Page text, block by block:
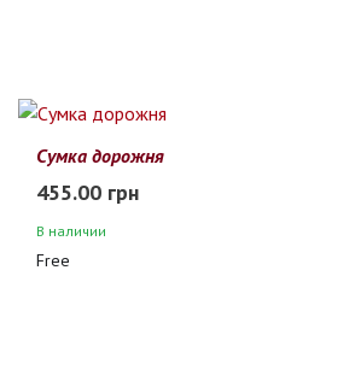
Сумка дорожня
455.00 грн
В наличии
Free